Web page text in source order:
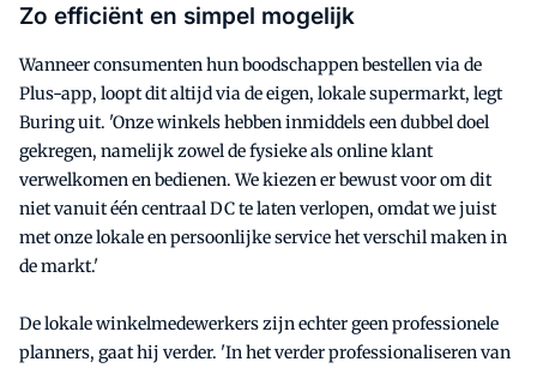
Zo efficiënt en simpel mogelijk
Wanneer consumenten hun boodschappen bestellen via de
Plus-app, loopt dit altijd via de eigen, lokale supermarkt, legt
Buring uit. 'Onze winkels hebben inmiddels een dubbel doel
gekregen, namelijk zowel de fysieke als online klant
verwelkomen en bedienen. We kiezen er bewust voor om dit
niet vanuit één centraal DC te laten verlopen, omdat we juist
met onze lokale en persoonlijke service het verschil maken in
de markt.'
De lokale winkelmedewerkers zijn echter geen professionele
planners, gaat hij verder. 'In het verder professionaliseren van